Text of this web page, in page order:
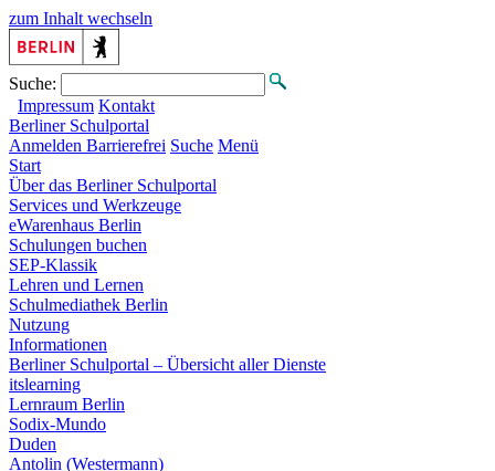
zum Inhalt wechseln
Suche:
Impressum Kontakt
Berliner Schulportal
Anmelden Barrierefrei Suche Menü
Start
Über das Berliner Schulportal
Services und Werkzeuge
eWarenhaus Berlin
Schulungen buchen
SEP-Klassik
Lehren und Lernen
Schulmediathek Berlin
Nutzung
Informationen
Berliner Schulportal – Übersicht aller Dienste
itslearning
Lernraum Berlin
Sodix-Mundo
Duden
Antolin (Westermann)